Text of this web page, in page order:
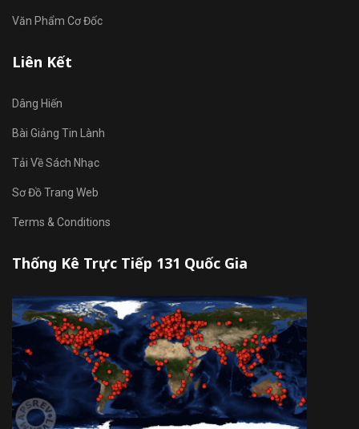
Văn Phẩm Cơ Đốc
Liên Kết
Dâng Hiến
Bài Giảng Tin Lành
Tải Về Sách Nhạc
Sơ Đồ Trang Web
Terms & Conditions
Thống Kê Trực Tiếp 131 Quốc Gia